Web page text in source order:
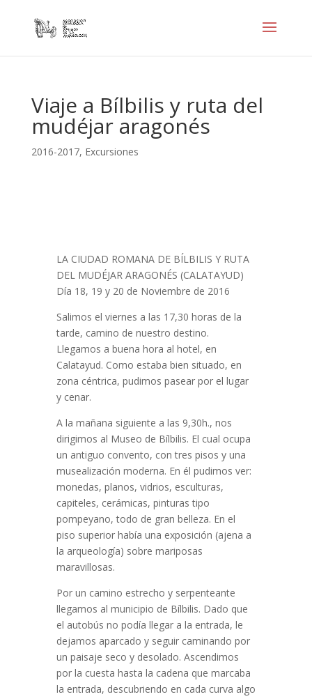
Viaje a Bílbilis y ruta del
mudéjar aragonés
2016-2017, Excursiones
LA CIUDAD ROMANA DE BÍLBILIS Y RUTA
DEL MUDÉJAR ARAGONÉS (CALATAYUD)
Día 18, 19 y 20 de Noviembre de 2016
Salimos el viernes a las 17,30 horas de la
tarde, camino de nuestro destino.
Llegamos a buena hora al hotel, en
Calatayud. Como estaba bien situado, en
zona céntrica, pudimos pasear por el lugar
y cenar.
A la mañana siguiente a las 9,30h., nos
dirigimos al Museo de Bílbilis. El cual ocupa
un antiguo convento, con tres pisos y una
musealización moderna. En él pudimos ver:
monedas, planos, vidrios, esculturas,
capiteles, cerámicas, pinturas tipo
pompeyano, todo de gran belleza. En el
piso superior había una exposición (ajena a
la arqueología) sobre mariposas
maravillosas.
Por un camino estrecho y serpenteante
llegamos al municipio de Bílbilis. Dado que
el autobús no podía llegar a la entrada, le
dejamos aparcado y seguir caminando por
un paisaje seco y desolado. Ascendimos
por la cuesta hasta la cadena que marcaba
la entrada, descubriendo en cada curva algo